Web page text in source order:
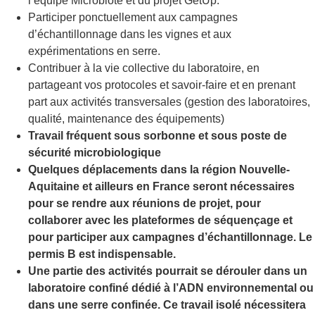
Participer ponctuellement aux campagnes
d’échantillonnage dans les vignes et aux
expérimentations en serre.
Contribuer à la vie collective du laboratoire, en
partageant vos protocoles et savoir-faire et en prenant
part aux activités transversales (gestion des laboratoires,
qualité, maintenance des équipements)
Travail fréquent sous sorbonne et sous poste de
sécurité microbiologique
Quelques déplacements dans la région Nouvelle-
Aquitaine et ailleurs en France seront nécessaires
pour se rendre aux réunions de projet, pour
collaborer avec les plateformes de séquençage et
pour participer aux campagnes d’échantillonnage. Le
permis B est indispensable.
Une partie des activités pourrait se dérouler dans un
laboratoire confiné dédié à l’ADN environnemental ou
dans une serre confinée. Ce travail isolé nécessitera